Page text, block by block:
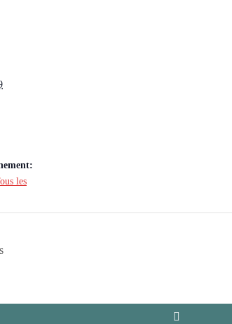
les